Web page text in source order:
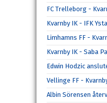
FC Trelleborg -
Kvarnby IK - IFK
Limhamns FF -
Kvarnby IK - Saba
Edwin Hodzic
Vellinge FF -
Albin Sörensen